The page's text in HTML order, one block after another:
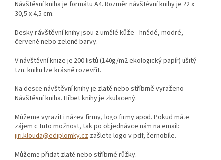
Návštěvní kniha je formátu A4. Rozměr návštěvní knihy je 22 x
30,5 x 4,5 cm.
Desky návštěvní knihy jsou z umělé kůže - hnědé, modré,
červené nebo zelené barvy.
V návštěvní knize je 200 listů (140g/m2 ekologický papír) ušitý
tzn. knihu lze krásně rozevřít.
Na desce návštěvní knihy je zlatě nebo stříbrně vyraženo
Návštěvní kniha. Hřbet knihy je zkulacený.
Můžeme vyrazit i název firmy, logo firmy apod. Pokud máte
zájem o tuto možnost, tak po objednávce nám na email:
jiri.klouda@ediplomky.cz zašlete logo v pdf, černobíle.
Můžeme přidat zlaté nebo stříbrné růžky.